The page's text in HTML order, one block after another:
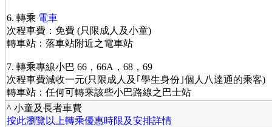
6. 轉乘 電車
次程車費：免費 (只限成人及小童)
轉車站：落車站附近之電車站
7. 轉乘專線小巴 66，66A，68，69
次程車費減收一元(只限成人及｢學生身份｣個人八達通的乘客)
轉車站：任何可轉乘該些小巴路線之巴士站
^ 小童及長者車費
按此瀏覽以上轉乘優惠時限及安排詳情